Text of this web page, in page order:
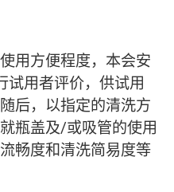
用方便程度，本会安
试用者评价，供试用
后，以指定的清洗方
瓶盖及/或吸管的使用
畅度和清洗简易度等